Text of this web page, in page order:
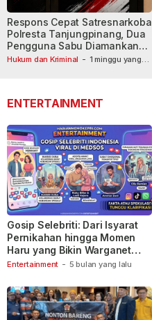
Hukum dan Kriminal - 1 minggu yang
Respons Cepat Satresnarkoba
Polresta Tanjungpinang, Dua
Pengguna Sabu Diamankan
Usai Dilaporkan ke Call Center
ENTERTAINMENT
Entertainment - 5 bulan yang lalu
Gosip Selebriti: Dari Isyarat
Pernikahan hingga Momen
Haru yang Bikin Warganet
Berspekulasi